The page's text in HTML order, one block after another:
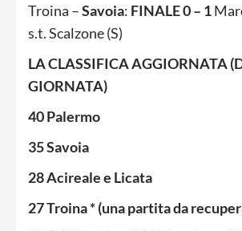
Troina –Savoia: FINALE0 – 1
s.t. Scalzone (S)
LA CLASSIFICA AGGIORNATA
GIORNATA)
40 Palermo
35 Savoia
28 Acireale e Licata
27 Troina * (una partita da